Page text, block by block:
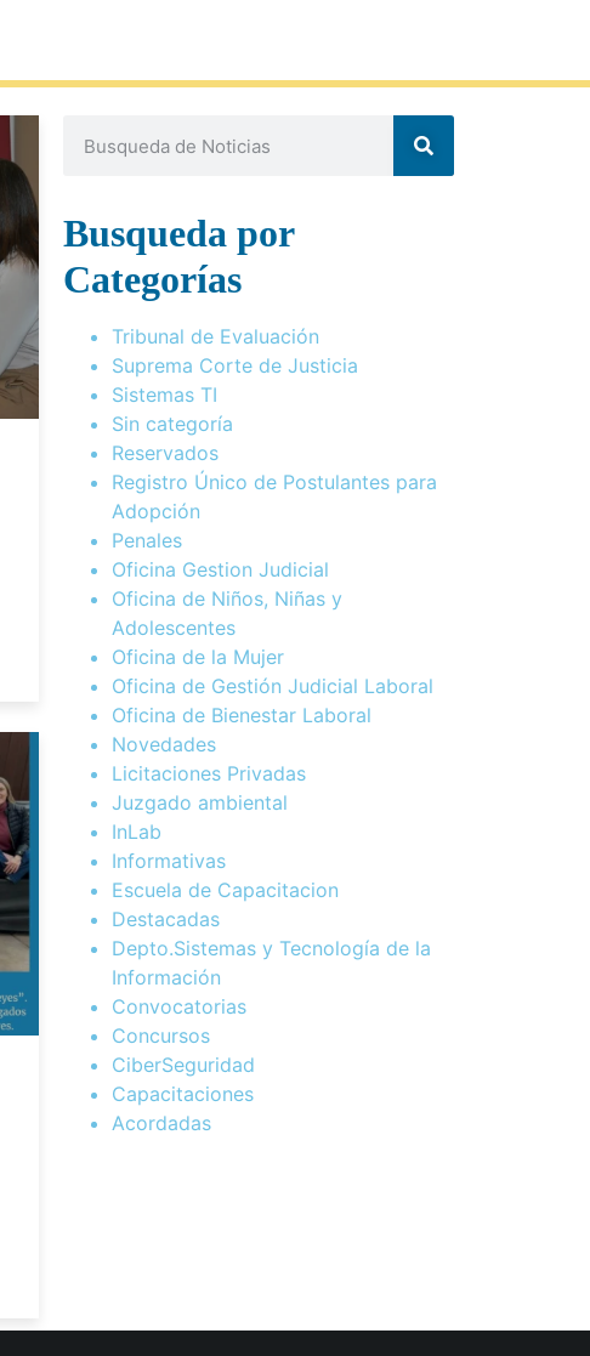
Busqueda por
Categorías
Tribunal de Evaluación
Suprema Corte de Justicia
Sistemas TI
Sin categoría
Reservados
Registro Único de Postulantes para
Adopción
Penales
Oficina Gestion Judicial
Oficina de Niños, Niñas y
Adolescentes
Oficina de la Mujer
Oficina de Gestión Judicial Laboral
Oficina de Bienestar Laboral
Novedades
Licitaciones Privadas
Juzgado ambiental
InLab
Informativas
Escuela de Capacitacion
Destacadas
Depto.Sistemas y Tecnología de la
Información
Convocatorias
Concursos
CiberSeguridad
Capacitaciones
Acordadas